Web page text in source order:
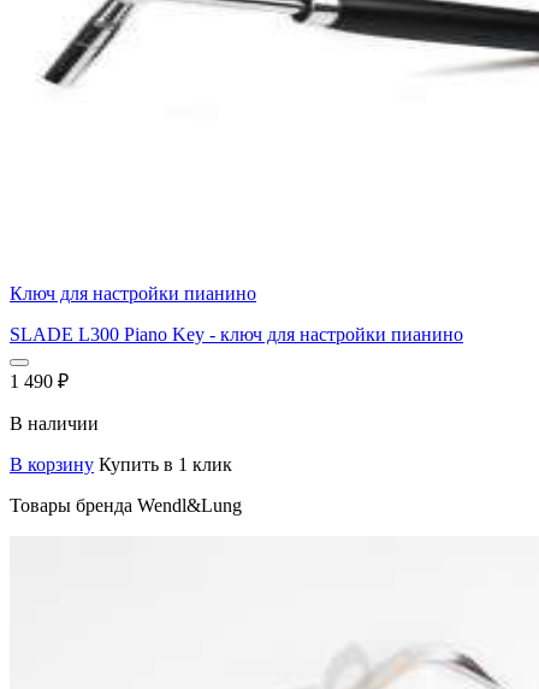
Ключ для настройки пианино
SLADE L300 Piano Key - ключ для настройки пианино
1 490 ₽
В наличии
В корзину Купить в 1 клик
Товары бренда Wendl&Lung